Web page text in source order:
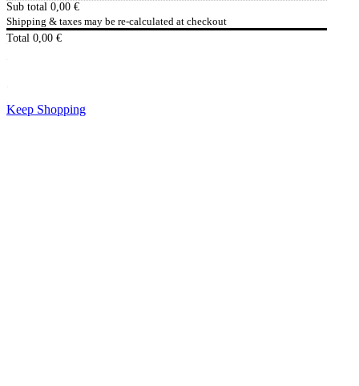
Sub total 0,00 €
Shipping & taxes may be re-calculated at checkout
Total 0,00 €
Keep Shopping